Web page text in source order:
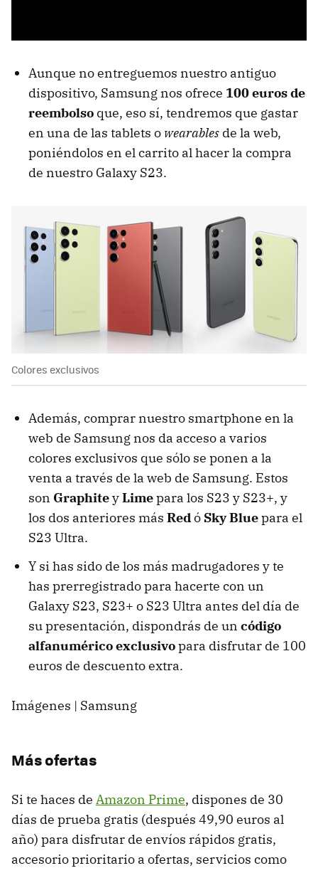
Aunque no entreguemos nuestro antiguo
dispositivo, Samsung nos ofrece 100 euros de
reembolso que, eso sí, tendremos que gastar
en una de las tablets o wearables de la web,
poniéndolos en el carrito al hacer la compra
de nuestro Galaxy S23.
Colores exclusivos
Además, comprar nuestro smartphone en la
web de Samsung nos da acceso a varios
colores exclusivos que sólo se ponen a la
venta a través de la web de Samsung. Estos
son GraphiteyLimepara los S23 y S23+, y
los dos anteriores más Redó Sky Bluepara el
S23 Ultra.
Y si has sido de los más madrugadores y te
has prerregistrado para hacerte con un
Galaxy S23, S23+ o S23 Ultra antes del día de
su presentación, dispondrás de un código
alfanumérico exclusivopara disfrutar de 100
euros de descuento extra.
Imágenes | Samsung
Más ofertas
Si te haces de Amazon Prime, dispones de 30
días de prueba gratis (después 49,90 euros al
año) para disfrutar de envíos rápidos gratis,
accesorio prioritario a ofertas, servicios como